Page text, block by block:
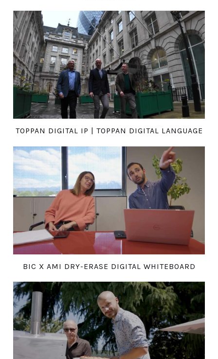
TOPPAN DIGITAL IP | TOPPAN DIGITAL LANGUAGE
BIC X AMI DRY-ERASE DIGITAL WHITEBOARD